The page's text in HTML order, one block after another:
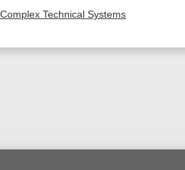
Technical Systems